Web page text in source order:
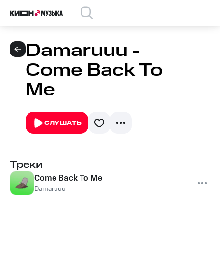
Damaruuu -
Come Back To
Me
СЛУШАТЬ
Треки
Come Back To Me
Damaruuu